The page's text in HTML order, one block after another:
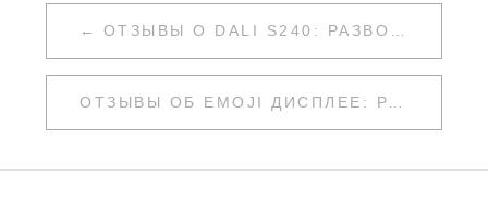
НАВИГАЦИЯ
ПО
ЗАПИСЯМ
ОТЗЫВЫ О DALI S240: РАЗВОД ИЛИ НЕТ